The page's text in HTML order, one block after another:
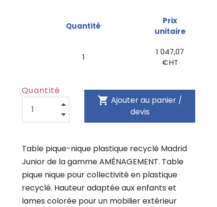
Quantité
Prix
unitaire
1
1 047,07
€ HT
Quantité
shopping_cart Ajouter au panier /
devis
Table pique-nique plastique recyclé Madrid
Junior de la gamme AMÉNAGEMENT. Table
pique nique pour collectivité en plastique
recyclé. Hauteur adaptée aux enfants et
lames colorée pour un mobilier extérieur